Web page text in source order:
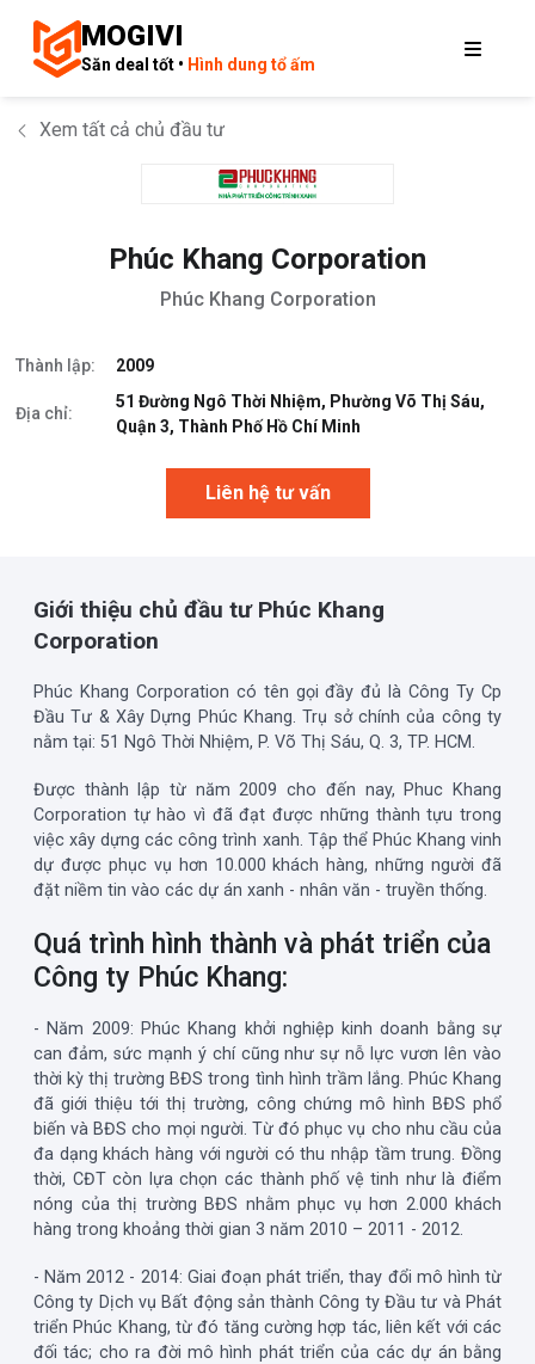
MOGIVI
Săn deal tốt • Hình dung tổ ấm
Xem tất cả chủ đầu tư
Phúc Khang Corporation
Phúc Khang Corporation
Thành lập: 2009
Địa chỉ:
51 Đường Ngô Thời Nhiệm, Phường Võ Thị Sáu,
Quận 3, Thành Phố Hồ Chí Minh
Liên hệ tư vấn
Giới thiệu chủ đầu tư Phúc Khang
Corporation
Phúc Khang Corporation có tên gọi đầy đủ là Công Ty Cp
Đầu Tư & Xây Dựng Phúc Khang. Trụ sở chính của công ty
nằm tại: 51 Ngô Thời Nhiệm, P. Võ Thị Sáu, Q. 3, TP. HCM.
Được thành lập từ năm 2009 cho đến nay, Phuc Khang
Corporation tự hào vì đã đạt được những thành tựu trong
việc xây dựng các công trình xanh. Tập thể Phúc Khang vinh
dự được phục vụ hơn 10.000 khách hàng, những người đã
đặt niềm tin vào các dự án xanh - nhân văn - truyền thống.
Quá trình hình thành và phát triển của
Công ty Phúc Khang:
- Năm 2009: Phúc Khang khởi nghiệp kinh doanh bằng sự
can đảm, sức mạnh ý chí cũng như sự nỗ lực vươn lên vào
thời kỳ thị trường BĐS trong tình hình trầm lắng. Phúc Khang
đã giới thiệu tới thị trường, công chứng mô hình BĐS phổ
biến và BĐS cho mọi người. Từ đó phục vụ cho nhu cầu của
đa dạng khách hàng với người có thu nhập tầm trung. Đồng
thời, CĐT còn lựa chọn các thành phố vệ tinh như là điểm
nóng của thị trường BĐS nhằm phục vụ hơn 2.000 khách
hàng trong khoảng thời gian 3 năm 2010 – 2011 - 2012.
- Năm 2012 - 2014: Giai đoạn phát triển, thay đổi mô hình từ
Công ty Dịch vụ Bất động sản thành Công ty Đầu tư và Phát
triển Phúc Khang, từ đó tăng cường hợp tác, liên kết với các
đối tác; cho ra đời mô hình phát triển của các dự án bằng